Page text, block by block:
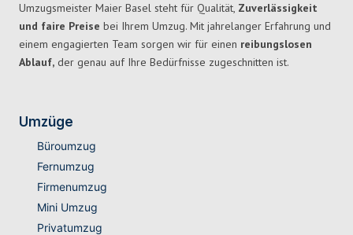
Umzugsmeister Maier Basel steht für Qualität, Zuverlässigkeit
und faire Preise bei Ihrem Umzug. Mit jahrelanger Erfahrung und
einem engagierten Team sorgen wir für einen reibungslosen
Ablauf, der genau auf Ihre Bedürfnisse zugeschnitten ist.
Umzüge
Büroumzug
Fernumzug
Firmenumzug
Mini Umzug
Privatumzug